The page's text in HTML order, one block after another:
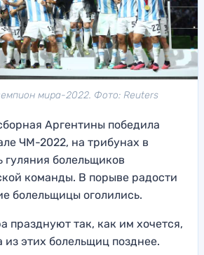
мира-2022. Фото: Reuters
Аргентины победила
ЧМ-2022, на трибунах в
гуляния болельщиков
команды. В порыве радости
болельщицы оголились.
празднуют так, как им хочется,
из этих болельщиц позднее.